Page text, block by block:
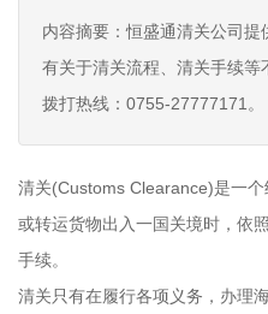
内容摘要：恒盛通清关公司
有关于清关流程、清关手续
拨打热线：0755-27777171。
清关(Customs Clearance)是一
或转运货物出入一国关境时，依
手续。
清关只有在履行各项义务，办理